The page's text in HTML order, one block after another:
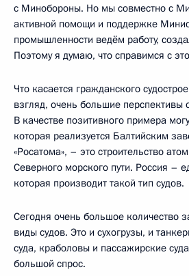
с Минобороны. Но мы совместно с
активной помощи и поддержке
промышленности ведём работу,
Поэтому я думаю, что справимся с
Что касается гражданского
взгляд, очень большие перспективы
В качестве позитивного примера
которая реализуется Балтийским
«Росатома», – это строительство
Северного морского пути. Россия –
которая производит такой тип судов.
Сегодня очень большое количество
виды судов. Это и сухогрузы, и
суда, краболовы и пассажирские
большой спрос.